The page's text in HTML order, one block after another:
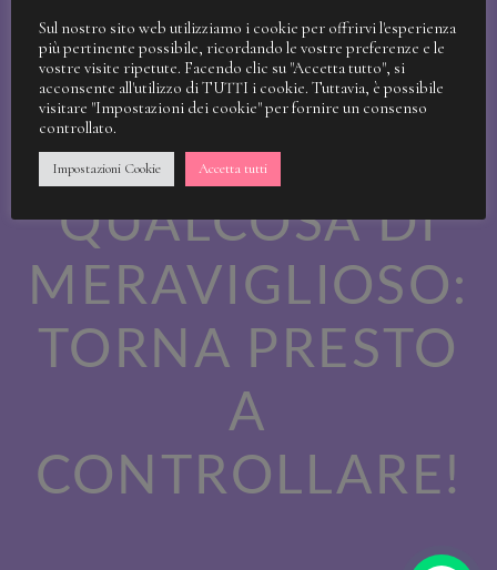
SPORCIZIA!
STIAMO
LAVORANDO A
QUALCOSA DI
MERAVIGLIOSO:
TORNA PRESTO
A
CONTROLLARE!
Sul nostro sito web utilizziamo i cookie per offrirvi l'esperienza
più pertinente possibile, ricordando le vostre preferenze e le
vostre visite ripetute. Facendo clic su "Accetta tutto", si
acconsente all'utilizzo di TUTTI i cookie. Tuttavia, è possibile
visitare "Impostazioni dei cookie" per fornire un consenso
controllato.
Impostazioni Cookie Accetta tutti